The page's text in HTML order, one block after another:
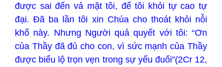
được sai đến vả mặt tôi, để tôi khỏi tự cao tự
đại. Đã ba lần tôi xin Chúa cho thoát khỏi nỗi
khổ này. Nhưng Người quả quyết với tôi: “Ơn
của Thầy đã đủ cho con, vì sức mạnh của Thầy
được biểu lộ trọn vẹn trong sự yếu đuối”(2Cr 12,